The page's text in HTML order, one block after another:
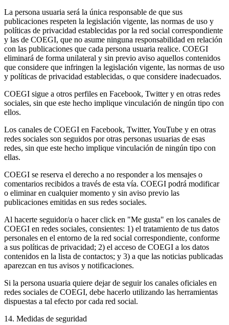
La persona usuaria será la única responsable de que sus
publicaciones respeten la legislación vigente, las normas de uso y
políticas de privacidad establecidas por la red social correspondiente
y las de COEGI, que no asume ninguna responsabilidad en relación
con las publicaciones que cada persona usuaria realice. COEGI
eliminará de forma unilateral y sin previo aviso aquellos contenidos
que considere que infringen la legislación vigente, las normas de uso
y políticas de privacidad establecidas, o que considere inadecuados.
COEGI sigue a otros perfiles en Facebook, Twitter y en otras redes
sociales, sin que este hecho implique vinculación de ningún tipo con
ellos.
Los canales de COEGI en Facebook, Twitter, YouTube y en otras
redes sociales son seguidos por otras personas usuarias de esas
redes, sin que este hecho implique vinculación de ningún tipo con
ellas.
COEGI se reserva el derecho a no responder a los mensajes o
comentarios recibidos a través de esta vía. COEGI podrá modificar
o eliminar en cualquier momento y sin aviso previo las
publicaciones emitidas en sus redes sociales.
Al hacerte seguidor/a o hacer click en "Me gusta" en los canales de
COEGI en redes sociales, consientes: 1) el tratamiento de tus datos
personales en el entorno de la red social correspondiente, conforme
a sus políticas de privacidad; 2) el acceso de COEGI a los datos
contenidos en la lista de contactos; y 3) a que las noticias publicadas
aparezcan en tus avisos y notificaciones.
Si la persona usuaria quiere dejar de seguir los canales oficiales en
redes sociales de COEGI, debe hacerlo utilizando las herramientas
dispuestas a tal efecto por cada red social.
14. Medidas de seguridad